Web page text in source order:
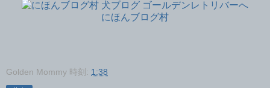
にほんブログ村
Golden Mommy 時刻: 1:38